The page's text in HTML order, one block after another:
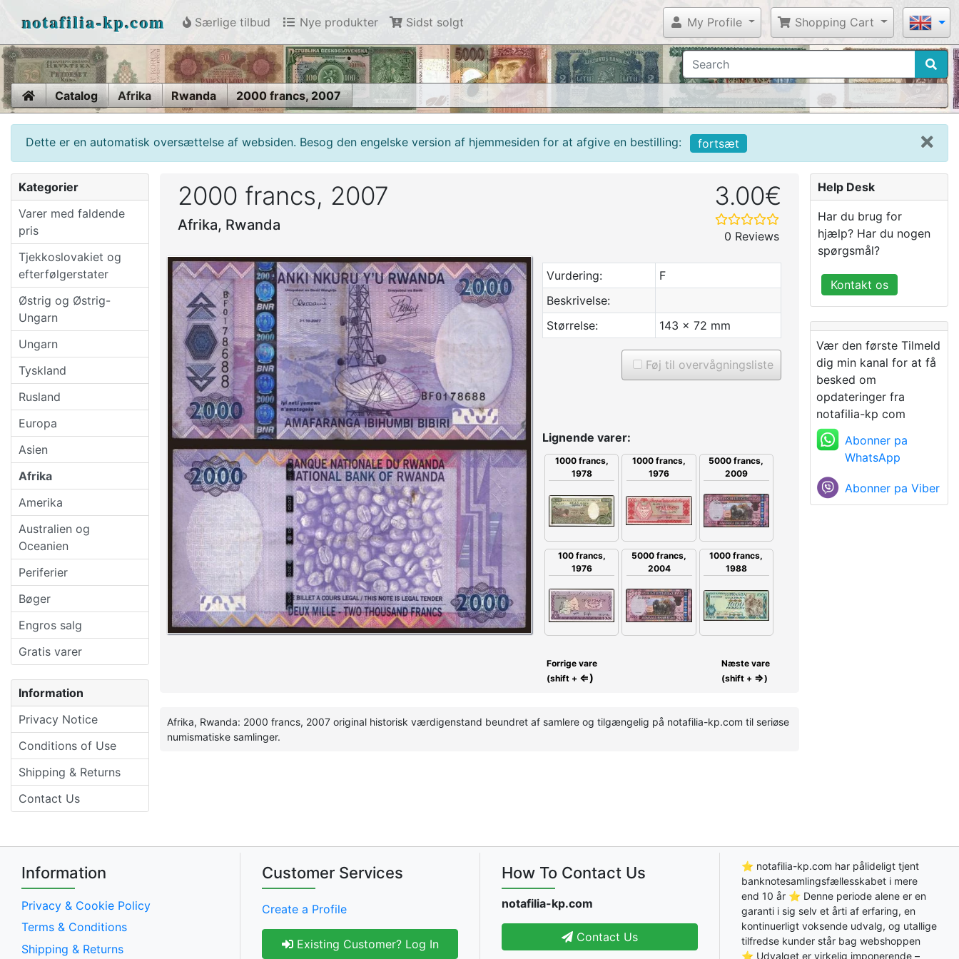
notafilia-kp.com Særlige tilbud Nye produkter Sidst solgt My Profile Shopping Cart
HomeCatalog Afrika Rwanda 2000 francs, 2007
Dette er en automatisk oversættelse af websiden. Besog den engelske version af hjemmesiden for at afgive en bestilling: fortsæt
Kategorier
Varer med faldende
pris
Tjekkoslovakiet og
efterfølgerstater
Østrig og Østrig-
Ungarn
Ungarn
Tyskland
Rusland
Europa
Asien
Afrika
Amerika
Australien og
Oceanien
Periferier
Bøger
Engros salg
Gratis varer
Information
Privacy Notice
Conditions of Use
Shipping & Returns
Contact Us
2000 francs, 2007
Afrika, Rwanda
3.00€
0 Reviews
Vurdering:
F
Beskrivelse:
Størrelse:
143 x 72 mm
Føj til overvågningsliste
Lignende varer:
1000 francs,
1978
1000 francs,
1976
5000 francs,
2009
100 francs,
1976
5000 francs,
2004
1000 francs,
1988
Forrige vare
(shift + ⇐)
Næste vare
(shift + ⇒)
Afrika, Rwanda: 2000 francs, 2007 original historisk værdigenstand beundret af samlere og tilgængelig på notafilia-kp.com til seriøse
numismatiske samlinger.
Help Desk
Har du brug for
hjælp? Har du nogen
spørgsmål?
Kontakt os
Vær den første Tilmeld
dig min kanal for at få
besked om
opdateringer fra
notafilia-kp com
Abonner pa
WhatsApp
Abonner pa Viber
Information
Privacy & Cookie Policy
Terms & Conditions
Shipping & Returns
Customer Services
Create a Profile
Existing Customer? Log In
How To Contact Us
notafilia-kp.com
Contact Us
⭐ notafilia-kp.com har pålideligt tjent
banknotesamlingsfællesskabet i mere
end 10 år ⭐ Denne periode alene er en
garanti i sig selv et årti af erfaring, en
kontinuerligt voksende udvalg, og utallige
tilfredse kunder står bag webshoppen
⭐ Udvalget er virkelig imponerende –